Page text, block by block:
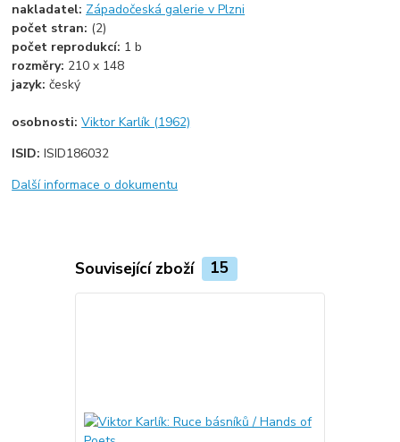
nakladatel: Západočeská galerie v Plzni
počet stran: (2)
počet reprodukcí: 1 b
rozměry: 210 x 148
jazyk:český
osobnosti:Viktor Karlík (1962)
ISID:ISID186032
Další informace o dokumentu
Související zboží 15